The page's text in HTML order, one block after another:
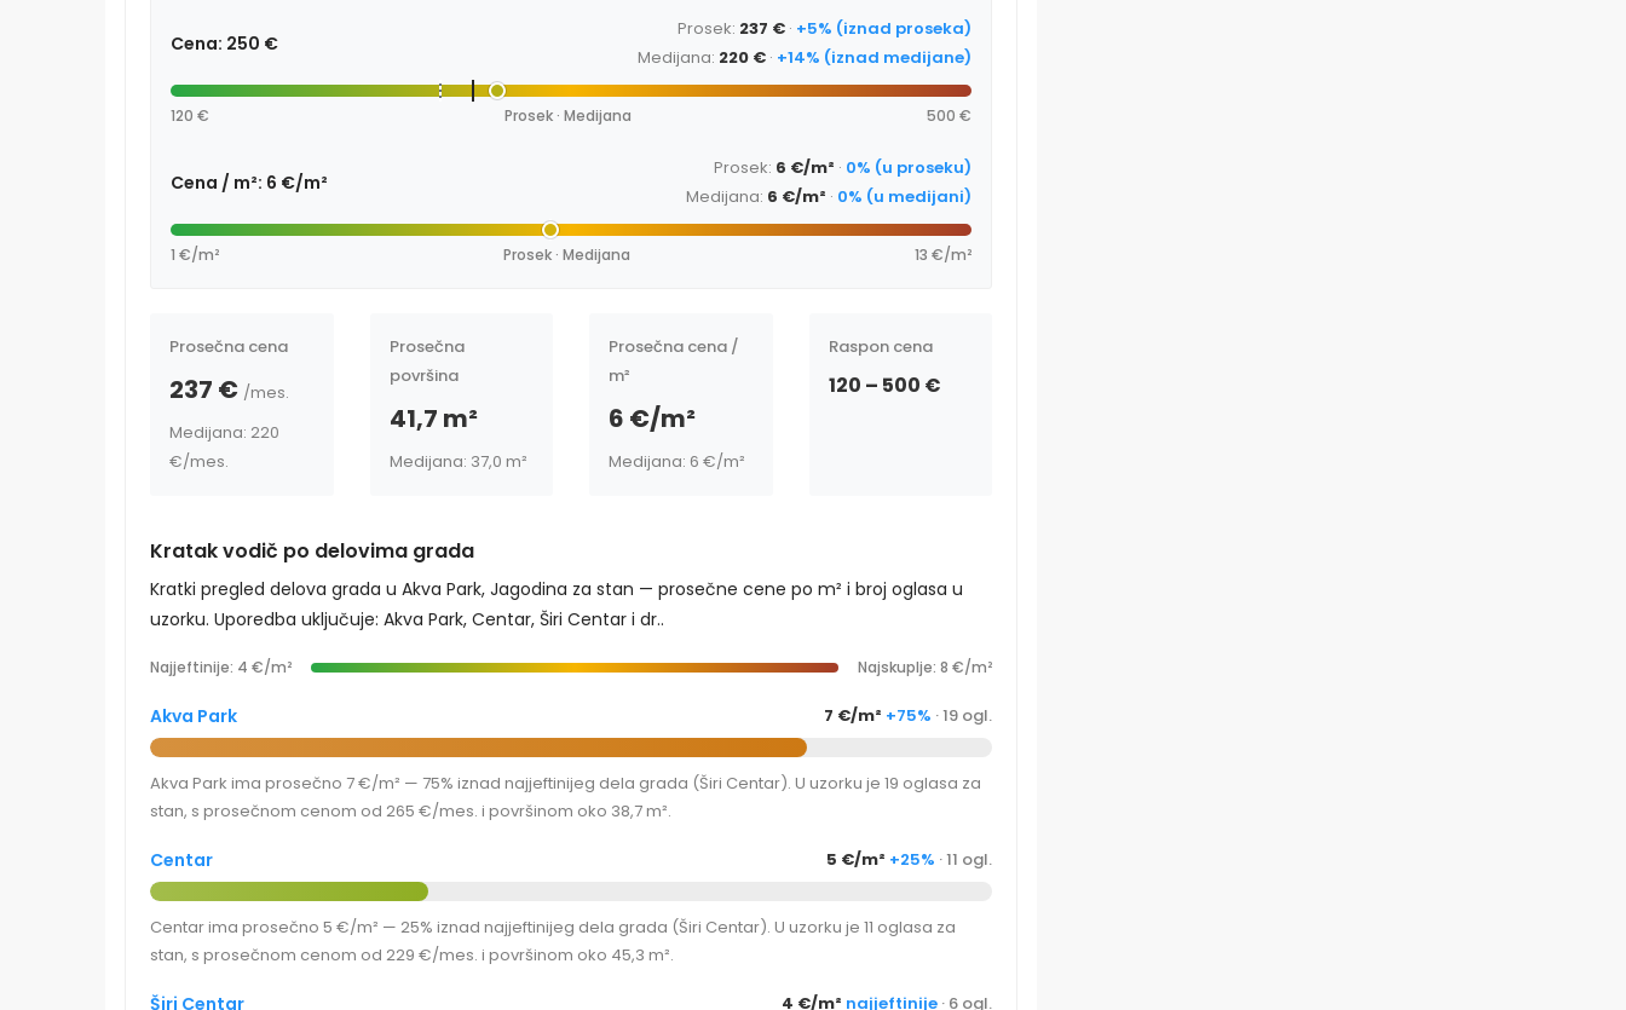
Cena: 250 €
Prosek: 237 € · +5% (iznad proseka)
Medijana: 220 € · +14% (iznad medijane)
120 € Prosek · Medijana 500 €
Cena / m²: 6 €/m²
Prosek: 6 €/m² · 0% (u proseku)
Medijana: 6 €/m² · 0% (u medijani)
1 €/m² Prosek · Medijana 13 €/m²
Prosečna cena
237 € /mes.
Medijana: 220
€/mes.
Prosečna
površina
41,7 m²
Medijana: 37,0 m²
Prosečna cena /
m²
6 €/m²
Medijana: 6 €/m²
Raspon cena
120 – 500 €
Kratak vodič po delovima grada
Kratki pregled delova grada u Akva Park, Jagodina za stan — prosečne cene po m² i broj oglasa u
uzorku. Uporedba uključuje: Akva Park, Centar, Širi Centar i dr..
Najjeftinije: 4 €/m² Najskuplje: 8 €/m²
Akva Park 7 €/m² +75% · 19 ogl.
Akva Park ima prosečno 7 €/m² — 75% iznad najjeftinijeg dela grada (Širi Centar). U uzorku je 19 oglasa za
stan, s prosečnom cenom od 265 €/mes. i površinom oko 38,7 m².
Centar 5 €/m² +25% · 11 ogl.
Centar ima prosečno 5 €/m² — 25% iznad najjeftinijeg dela grada (Širi Centar). U uzorku je 11 oglasa za
stan, s prosečnom cenom od 229 €/mes. i površinom oko 45,3 m².
Širi Centar 4 €/m² najjeftinije · 6 ogl.